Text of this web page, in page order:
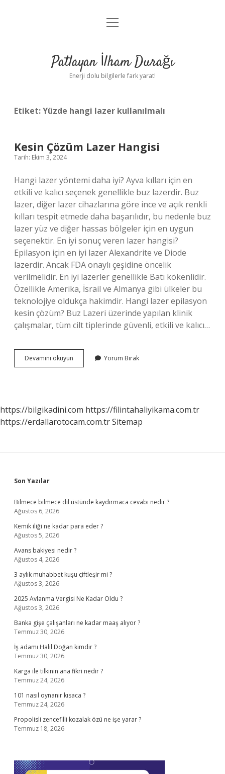
Anasayfa
Yasal Uyarı
menüyü
Patlayan İlham Durağı
Enerji dolu bilgilerle fark yarat!
Etiket:Yüzde hangi lazer kullanılmalı
Kesin Çözüm Lazer Hangisi
Tarih: Ekim 3, 2024
Hangi lazer yöntemi daha iyi? Ayva kılları için en
etkili ve kalıcı seçenek genellikle buz lazerdir. Buz
lazer, diğer lazer cihazlarına göre ince ve açık renkli
kılları tespit etmede daha başarılıdır, bu nedenle buz
lazer yüz ve diğer hassas bölgeler için en uygun
seçenektir. En iyi sonuç veren lazer hangisi?
Epilasyon için en iyi lazer Alexandrite ve Diode
lazerdir. Ancak FDA onaylı çeşidine öncelik
verilmelidir. En iyi lazerler genellikle Batı kökenlidir.
Özellikle Amerika, İsrail ve Almanya gibi ülkeler bu
teknolojiye oldukça hakimdir. Hangi lazer epilasyon
kesin çözüm? Buz Lazeri üzerinde yapılan klinik
çalışmalar, tüm cilt tiplerinde güvenli, etkili ve kalıcı…
Devamını okuyun
Çözüm
Yorum Bırak
https://bilgikadini.com https://filintahaliyikama.com.tr
https://erdallarotocam.com.trSitemap
Sidebar
Son Yazılar
Bilmece bilmece dil üstünde kaydırmaca cevabı nedir ?
Ağustos 6, 2026
Kemik iliği ne kadar para eder ?
Ağustos 5, 2026
Avans bakiyesi nedir ?
Ağustos 4, 2026
3 aylık muhabbet kuşu çiftleşir mi ?
Ağustos 3, 2026
2025 Avlanma Vergisi Ne Kadar Oldu ?
Ağustos 3, 2026
Banka gişe çalışanları ne kadar maaş alıyor ?
Temmuz 30, 2026
İş adamı Halil Doğan kimdir ?
Temmuz 30, 2026
Karga ile tilkinin ana fikri nedir ?
Temmuz 24, 2026
101 nasıl oynanır kısaca ?
Temmuz 24, 2026
Propolisli zencefilli kozalak özü ne işe yarar ?
Temmuz 18, 2026